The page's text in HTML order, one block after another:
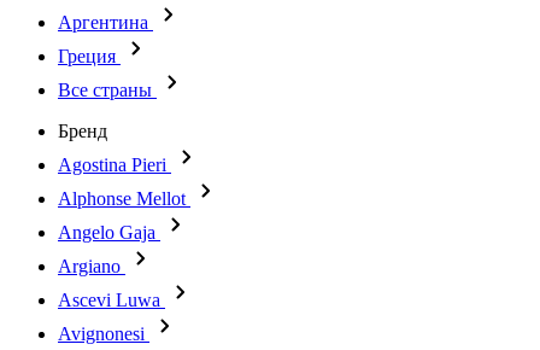
Аргентина
Греция
Все страны
Бренд
Agostina Pieri
Alphonse Mellot
Angelo Gaja
Argiano
Ascevi Luwa
Avignonesi